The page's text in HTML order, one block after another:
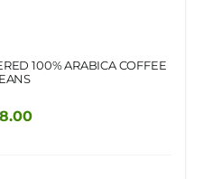
100% ARABICA COFFEE
8.00